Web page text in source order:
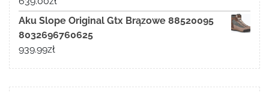
Aku Slope Original Gtx Brązowe 88520095
8032696760625
939.99zł